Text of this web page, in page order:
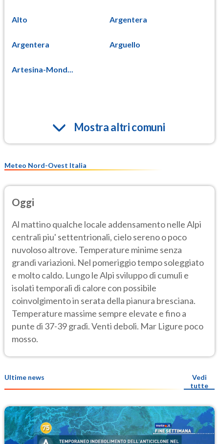
Alto Argentera
Argentera Arguello
Artesina-Mond...
Mostra altri comuni
Meteo Nord-Ovest Italia
Oggi
Al mattino qualche locale addensamento nelle Alpi
centrali piu' settentrionali, cielo sereno o poco
nuvoloso altrove. Temperature minime senza
grandi variazioni. Nel pomeriggio tempo soleggiato
e molto caldo. Lungo le Alpi sviluppo di cumuli e
isolati temporali di calore con possibile
coinvolgimento in serata della pianura bresciana.
Temperature massime sempre elevate e fino a
punte di 37-39 gradi. Venti deboli. Mar Ligure poco
mosso.
Ultime news
Vedi
tutte